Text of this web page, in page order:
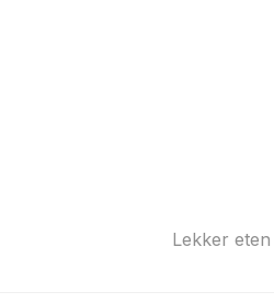
Lekker